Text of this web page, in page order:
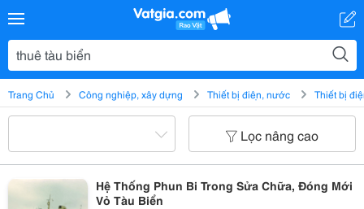
Trang Chủ Công nghiệp, xây dựng Thiết bị điện, nước Thiết bị
Lọc nâng cao
Hệ Thống Phun Bi Trong Sửa Chữa, Đóng Mới
Vỏ Tàu Biển